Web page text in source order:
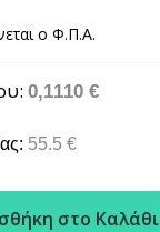
0,1110 €
55.5 €
στο Καλάθι